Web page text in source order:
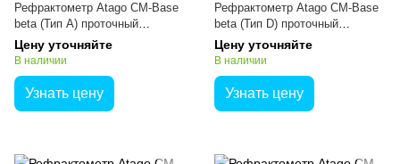
Рефрактометр Atago CM-Base
beta (Тип А) проточный
погружной
Цену уточняйте
В наличии
Узнать цену
Рефрактометр Atago CM-Base
beta (Тип D) проточный
погружной
Цену уточняйте
В наличии
Узнать цену